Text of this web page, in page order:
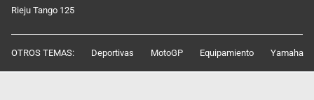
Rieju Tango 125
OTROS TEMAS: Deportivas MotoGP Equipamiento Yamaha